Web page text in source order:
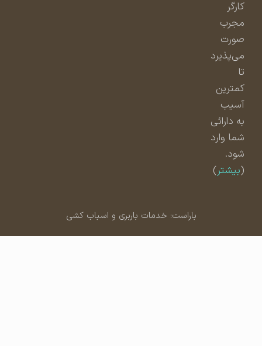
مجرب
صورت
می‌پذیرد
کمترین
آسیب
به دارائی
شما وارد
شود.
بیشتر)
باراست: خدمات باربری و اسباب کشی